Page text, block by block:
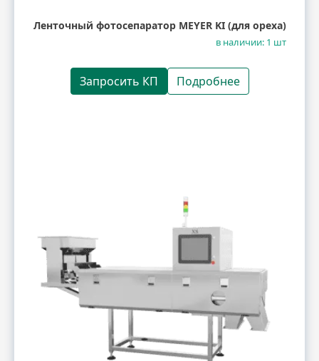
Ленточный фотосепаратор MEYER KI (для ореха)
в наличии: 1 шт
Запросить КП Подробнее